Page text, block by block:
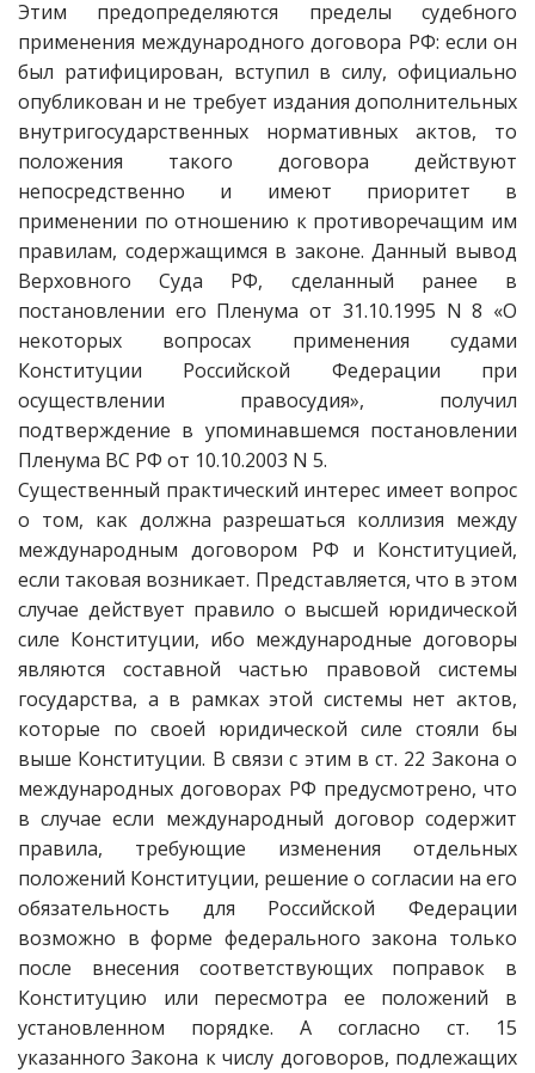
Этим предопределяются пределы судебного
применения международного договора РФ: если он
был ратифицирован, вступил в силу, официально
опубликован и не требует издания дополнительных
внутригосударственных нормативных актов, то
положения такого договора действуют
непосредственно и имеют приоритет в
применении по отношению к противоречащим им
правилам, содержащимся в законе. Данный вывод
Верховного Суда РФ, сделанный ранее в
постановлении его Пленума от 31.10.1995 N 8 «О
некоторых вопросах применения судами
Конституции Российской Федерации при
осуществлении правосудия», получил
подтверждение в упоминавшемся постановлении
Пленума ВС РФ от 10.10.2003 N 5.
Существенный практический интерес имеет вопрос
о том, как должна разрешаться коллизия между
международным договором РФ и Конституцией,
если таковая возникает. Представляется, что в этом
случае действует правило о высшей юридической
силе Конституции, ибо международные договоры
являются составной частью правовой системы
государства, а в рамках этой системы нет актов,
которые по своей юридической силе стояли бы
выше Конституции. В связи с этим в ст. 22 Закона о
международных договорах РФ предусмотрено, что
в случае если международный договор содержит
правила, требующие изменения отдельных
положений Конституции, решение о согласии на его
обязательность для Российской Федерации
возможно в форме федерального закона только
после внесения соответствующих поправок в
Конституцию или пересмотра ее положений в
установленном порядке. А согласно ст. 15
указанного Закона к числу договоров, подлежащих